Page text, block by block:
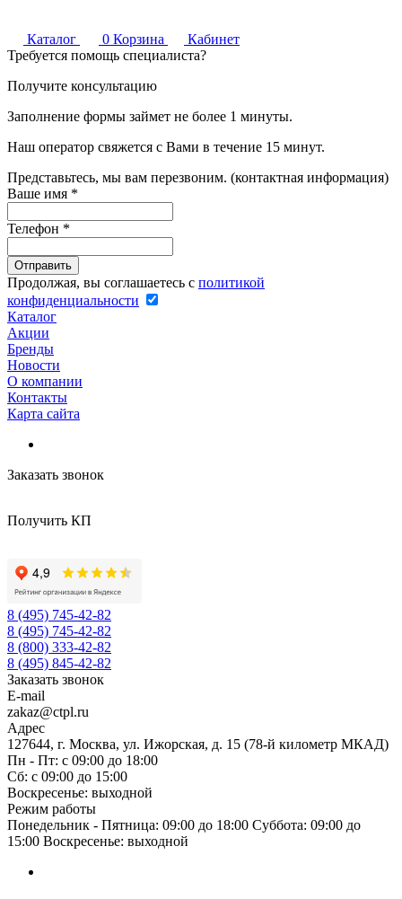
Каталог 0 Корзина
Кабинет
Требуется помощь специалиста?
Получите консультацию
Заполнение формы займет не более 1 минуты.
Наш оператор свяжется с Вами в течение 15 минут.
Представьтесь, мы вам перезвоним. (контактная информация)
Ваше имя *
Телефон *
Продолжая, вы соглашаетесь с политикой
конфиденциальности
Каталог
Акции
Бренды
Новости
О компании
Контакты
Карта сайта
Заказать звонок
Получить КП
8 (495) 745-42-82
8 (495) 745-42-82
8 (800) 333-42-82
8 (495) 845-42-82
Заказать звонок
E-mail
zakaz@ctpl.ru
Адрес
127644, г. Москва, ул. Ижорская, д. 15 (78-й километр МКАД)
Пн - Пт: с 09:00 до 18:00
Сб: с 09:00 до 15:00
Воскресенье: выходной
Режим работы
Понедельник - Пятница: 09:00 до 18:00 Суббота: 09:00 до
15:00 Воскресенье: выходной